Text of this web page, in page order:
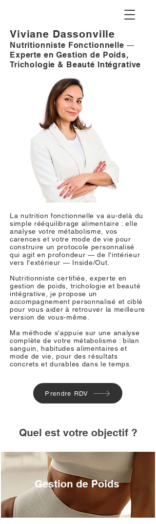
Viviane Dassonville
Nutritionniste Fonctionnelle —
Experte en Gestion de Poids,
Trichologie & Beauté Intégrative
La nutrition fonctionnelle va au-delà du
simple rééquilibrage alimentaire : elle
analyse votre métabolisme, vos
carences et votre mode de vie pour
construire un protocole personnalisé
qui agit en profondeur — de l'intérieur
vers l'extérieur — Inside/Out.
Nutritionniste certifiée, experte en
gestion de poids, trichologie et beauté
intégrative, je propose un
accompagnement personnalisé et ciblé
pour vous aider à retrouver la meilleure
version de vous-même.
Ma méthode s'appuie sur une analyse
complète de votre métabolisme : bilan
sanguin, habitudes alimentaires et
mode de vie, pour des résultats
concrets et durables dans le temps.
Prendre RDV
Quel est votre objectif ?
Gestion de Poids